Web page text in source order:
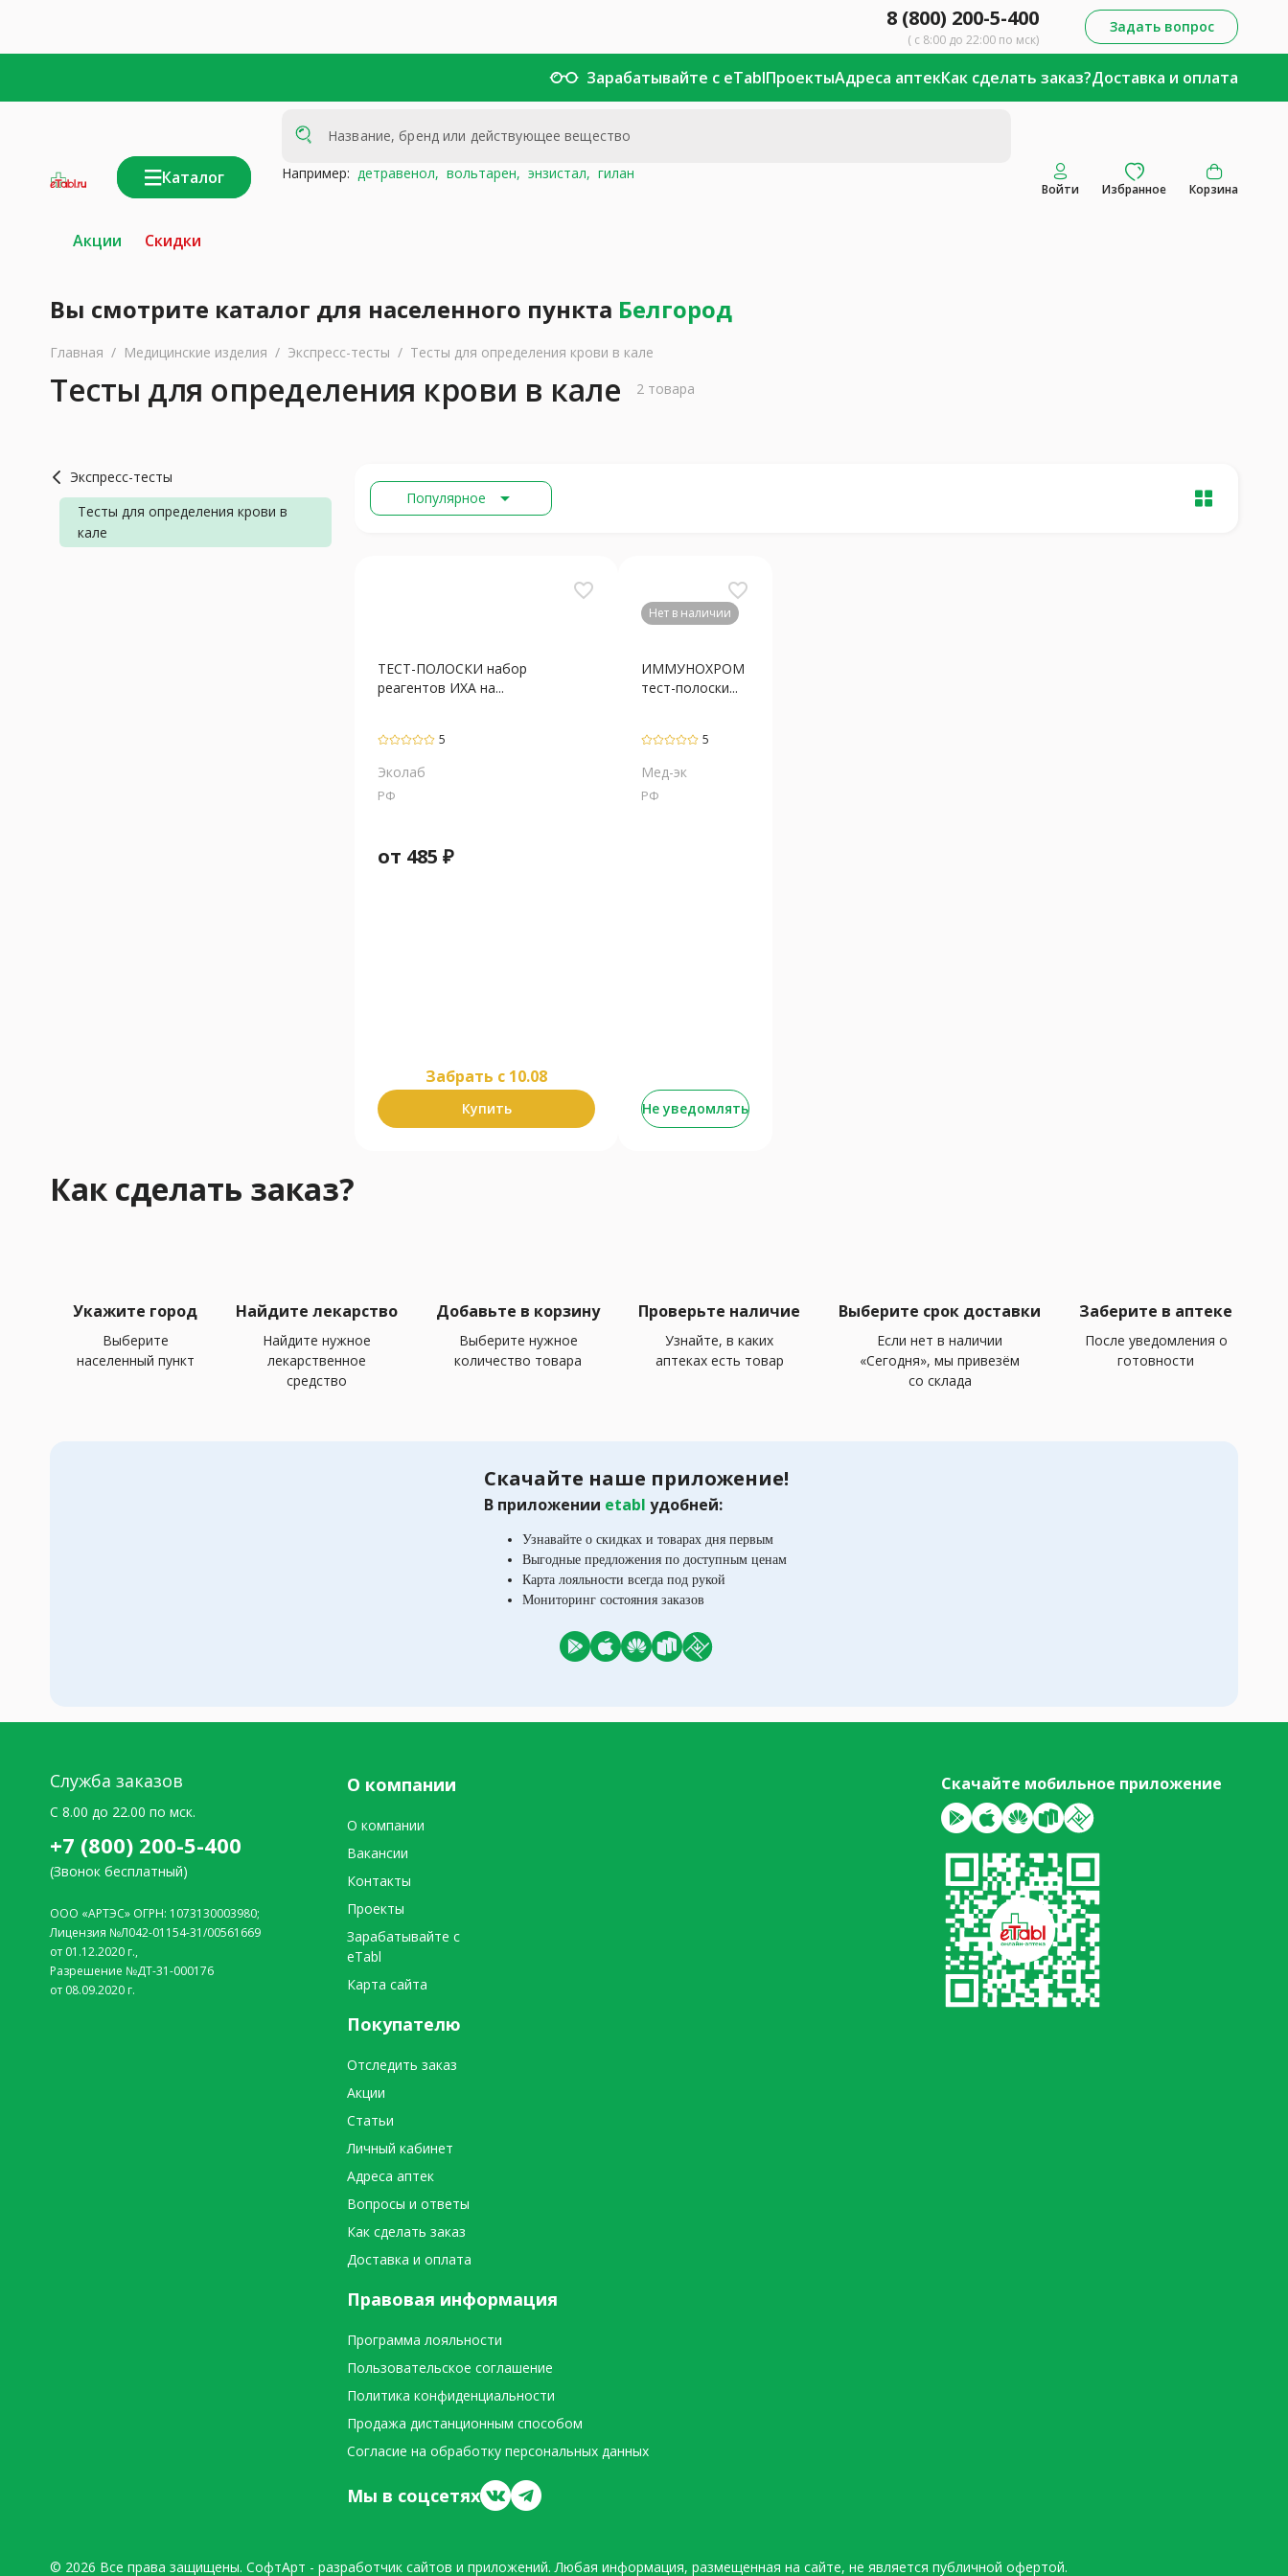
8 (800) 200-5-400
( с 8:00 до 22:00 по мск)
Задать вопрос
Зарабатывайте с eTablПроектыАдреса аптекКак сделать заказ?Доставка и оплата
Каталог Например: детравенол, вольтарен, энзистал, гилан
Войти Избранное Корзина
Акции Скидки
Вы смотрите каталог для населенного пункта Белгород
Главная / Медицинские изделия / Экспресс-тесты / Тесты для определения крови в кале
Тесты для определения крови в кале 2 товара
Экспресс-тесты
Тесты для определения крови в
кале
Популярное arrow_drop_down
favorite_border
ТЕСТ-ПОЛОСКИ набор
реагентов ИХА на...
5
Эколаб
РФ
от 485 ₽
Забрать c 10.08
Купить
favorite_border
Нет в наличии
ИММУНОХРОМ
тест-полоски...
5
Мед-эк
РФ
Не уведомлять
Как сделать заказ?
Укажите город
Выберите
населенный пункт
Найдите лекарство
Найдите нужное
лекарственное
средство
Добавьте в корзину
Выберите нужное
количество товара
Проверьте наличие
Узнайте, в каких
аптеках есть товар
Выберите срок доставки
Если нет в наличии
«Сегодня», мы привезём
со склада
Заберите в аптеке
После уведомления о
готовности
Скачайте наше приложение!
В приложении etabl удобней:
Узнавайте о скидках и товарах дня первым
Выгодные предложения по доступным ценам
Карта лояльности всегда под рукой
Мониторинг состояния заказов
Служба заказов
C 8.00 до 22.00 по мск.
+7 (800) 200-5-400
(Звонок бесплатный)
ООО «АРТЭС» ОГРН: 1073130003980;
Лицензия №Л042-01154-31/00561669
от 01.12.2020 г.,
Разрешение №ДТ-31-000176
от 08.09.2020 г.
О компании
О компании
Вакансии
Контакты
Проекты
Зарабатывайте с
eTabl
Карта сайта
Покупателю
Отследить заказ
Акции
Статьи
Личный кабинет
Адреса аптек
Вопросы и ответы
Как сделать заказ
Доставка и оплата
Правовая информация
Программа лояльности
Пользовательское соглашение
Политика конфиденциальности
Продажа дистанционным способом
Согласие на обработку персональных данных
Мы в соцсетях
Скачайте мобильное приложение
© 2026 Все права защищены. СофтАрт - разработчик сайтов и приложений. Любая информация, размещенная на сайте, не является публичной офертой.